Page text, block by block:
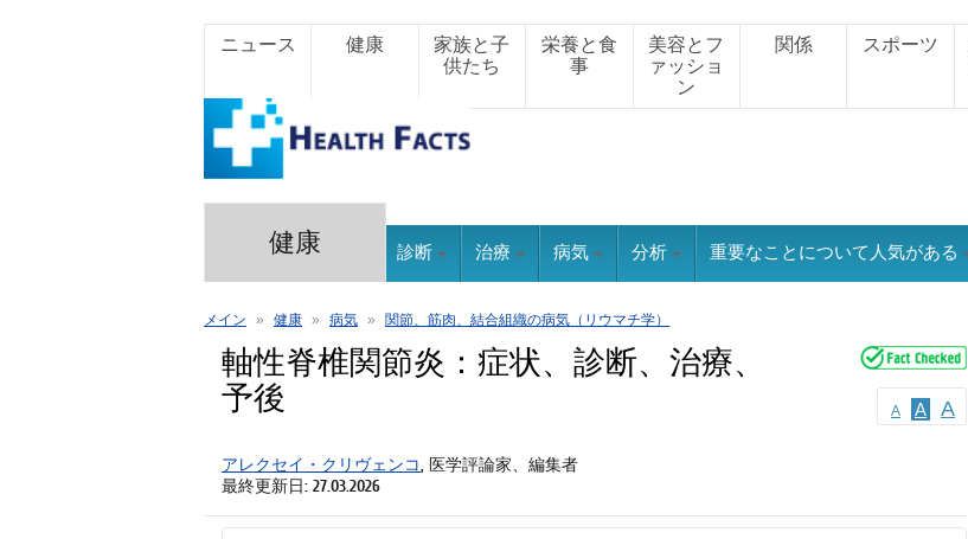
ニュース 健康
家族と子
供たち
栄養と食
事
美容とフ
ァッショ
ン
関係 スポーツ
健康 診断 治療 病気 分析 重要なことについて人気がある
メイン » 健康 » 病気 » 関節、筋肉、結合組織の病気（リウマチ学）
A A A
軸性脊椎関節炎：症状、診断、治療、
予後
アレクセイ・クリヴェンコ, 医学評論家、編集者
最終更新日: 27.03.2026